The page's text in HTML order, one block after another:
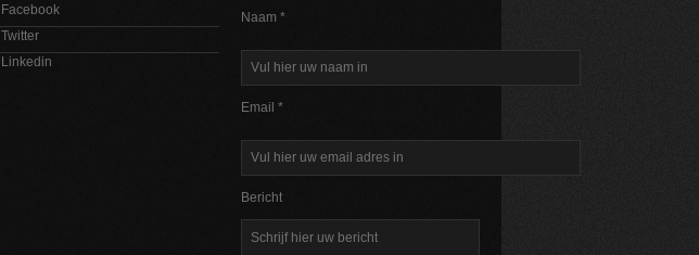
Facebook
Twitter
Linkedin
Naam *
Email *
Bericht